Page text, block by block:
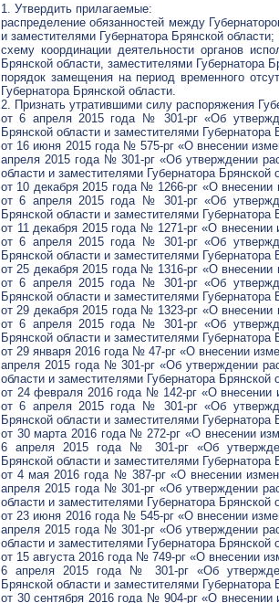
1. Утвердить прилагаемые:
распределение обязанностей между
и заместителями Губернатора Брянской области;
схему координации деятельности органов
Брянской области, заместителями Губернатора
порядок замещения на период временного
Губернатора Брянской области.
2. Признать утратившими силу распоряжения
от 6 апреля 2015 года № 301-рг «Об
Брянской области и заместителями Губернатора
от 16 июня 2015 года № 575-рг «О внесении
апреля 2015 года № 301-рг «Об утверждении
области и заместителями Губернатора Брянской
от 10 декабря 2015 года № 1266-рг «О внесении
от 6 апреля 2015 года № 301-рг «Об
Брянской области и заместителями Губернатора
от 11 декабря 2015 года № 1271-рг «О внесении
от 6 апреля 2015 года № 301-рг «Об
Брянской области и заместителями Губернатора
от 25 декабря 2015 года № 1316-рг «О внесении
от 6 апреля 2015 года № 301-рг «Об
Брянской области и заместителями Губернатора
от 29 декабря 2015 года № 1323-рг «О внесении
от 6 апреля 2015 года № 301-рг «Об
Брянской области и заместителями Губернатора
от 29 января 2016 года № 47-рг «О внесении
апреля 2015 года № 301-рг «Об утверждении
области и заместителями Губернатора Брянской
от 24 февраля 2016 года № 142-рг «О внесении
от 6 апреля 2015 года № 301-рг «Об
Брянской области и заместителями Губернатора
от 30 марта 2016 года № 272-рг «О внесении
6 апреля 2015 года № 301-рг «Об
Брянской области и заместителями Губернатора
от 4 мая 2016 года № 387-рг «О внесении
апреля 2015 года № 301-рг «Об утверждении
области и заместителями Губернатора Брянской
от 23 июня 2016 года № 545-рг «О внесении
апреля 2015 года № 301-рг «Об утверждении
области и заместителями Губернатора Брянской
от 15 августа 2016 года № 749-рг «О внесении
6 апреля 2015 года № 301-рг «Об
Брянской области и заместителями Губернатора
от 30 сентября 2016 года № 904-рг «О внесении